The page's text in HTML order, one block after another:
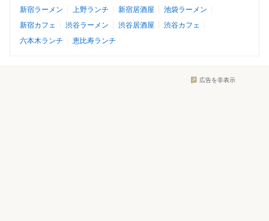
新宿ラーメン
上野ランチ 新宿居酒屋
池袋ラーメン
新宿カフェ
渋谷ラーメン 渋谷居酒屋
渋谷カフェ
六本木ランチ
恵比寿ランチ
広告を非表示